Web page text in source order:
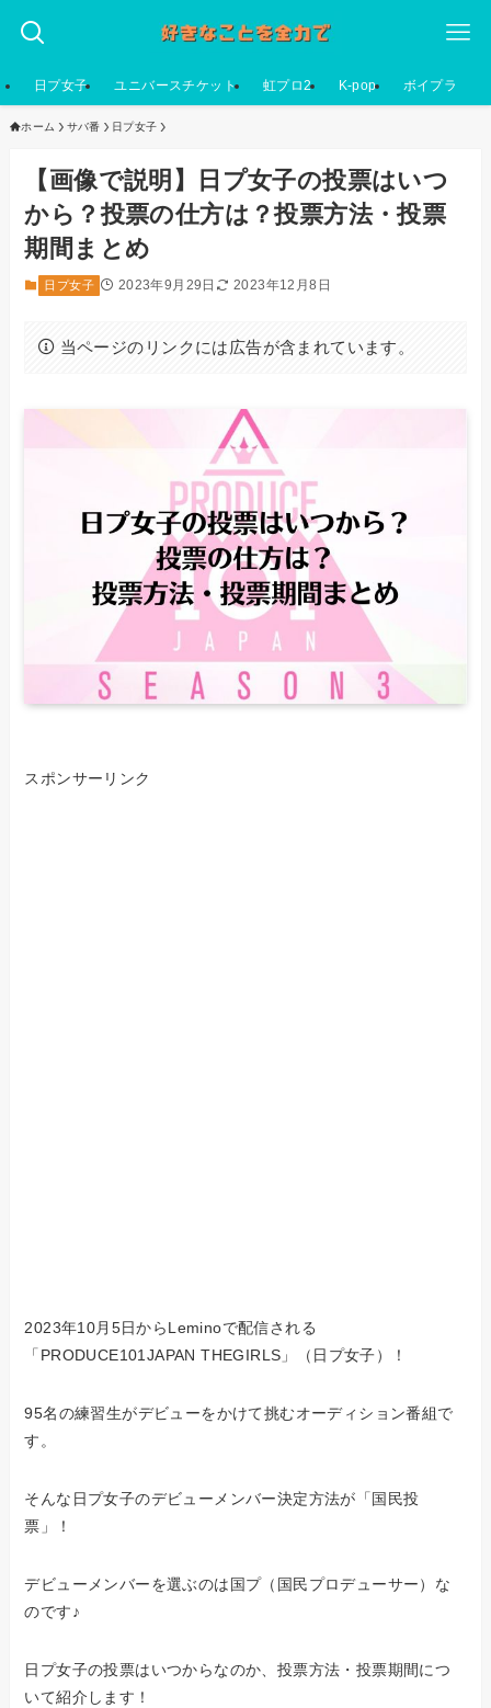
日プ女子 ユニバースチケット 虹プロ2 K-pop ボイプラ
ホーム サバ番 日プ女子
【画像で説明】日プ女子の投票はいつ
から？投票の仕方は？投票方法・投票
期間まとめ
日プ女子 2023年9月29日 2023年12月8日
当ページのリンクには広告が含まれています。
スポンサーリンク
2023年10月5日からLeminoで配信される
「PRODUCE101JAPAN THEGIRLS」（日プ女子）！
95名の練習生がデビューをかけて挑むオーディション番組で
す。
そんな日プ女子のデビューメンバー決定方法が「国民投
票」！
デビューメンバーを選ぶのは国プ（国民プロデューサー）な
のです♪
日プ女子の投票はいつからなのか、投票方法・投票期間につ
いて紹介します！